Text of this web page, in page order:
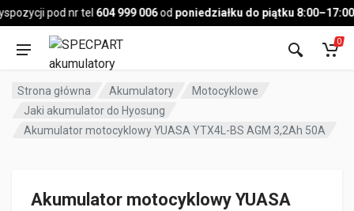
pod nr tel604 999 006odponiedziałku do piątku 8:00–17:00,
Pojazd
0
Strona główna Akumulatory
Motocyklowe
Jaki akumulator do Hyosung
Akumulator motocyklowy YUASA YTX4L-BS AGM 3,2Ah 50A
Akumulator motocyklowy YUASA